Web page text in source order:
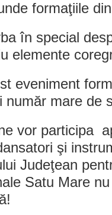
formaţiile
în special
elemente
eveniment
număr mare de
vor participa
şi
Judeţean
Satu Mare